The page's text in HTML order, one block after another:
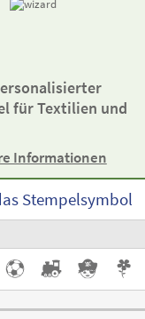
für Textilien und
Informationen
Stempelsymbol